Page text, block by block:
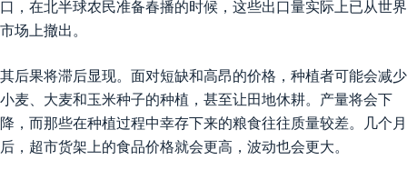
口，在北半球农民准备春播的时候，这些出口量实际上已从世界
市场上撤出。
其后果将滞后显现。面对短缺和高昂的价格，种植者可能会减少
小麦、大麦和玉米种子的种植，甚至让田地休耕。产量将会下
降，而那些在种植过程中幸存下来的粮食往往质量较差。几个月
后，超市货架上的食品价格就会更高，波动也会更大。